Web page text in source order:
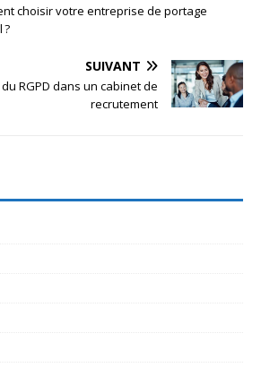
choisir votre entreprise de portage
?
SUIVANT
du RGPD dans un cabinet de
recrutement